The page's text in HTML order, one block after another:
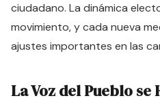
ciudadano. La dinámica
movimiento, y cada nueva
ajustes importantes en las
La Voz del Pueblo se